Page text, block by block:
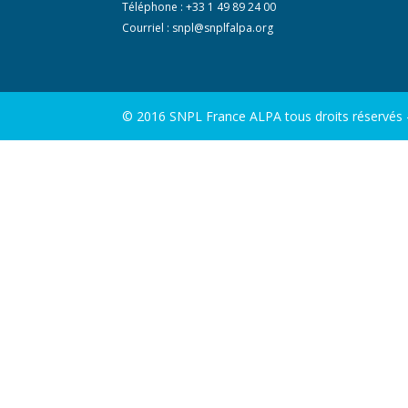
Téléphone : +33 1 49 89 24 00
Courriel : snpl@snplfalpa.org
© 2016 SNPL France ALPA tous droits réservés